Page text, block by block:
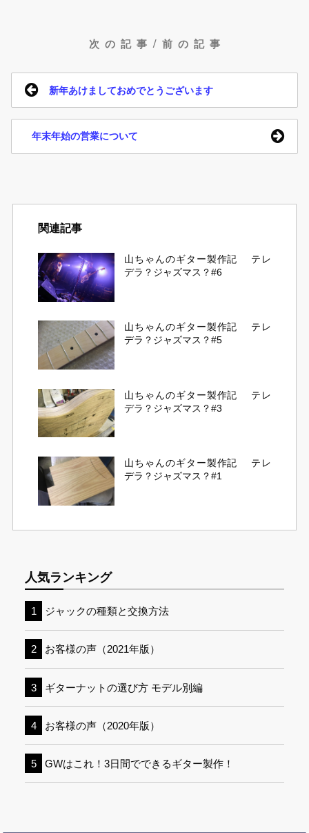
次の記事/前の記事
新年あけましておめでとうございます
年末年始の営業について
関連記事
山ちゃんのギター製作記 テレ
デラ？ジャズマス？#6
山ちゃんのギター製作記 テレ
デラ？ジャズマス？#5
山ちゃんのギター製作記 テレ
デラ？ジャズマス？#3
山ちゃんのギター製作記 テレ
デラ？ジャズマス？#1
人気ランキング
ジャックの種類と交換方法
お客様の声（2021年版）
ギターナットの選び方 モデル別編
お客様の声（2020年版）
GWはこれ！3日間でできるギター製作！